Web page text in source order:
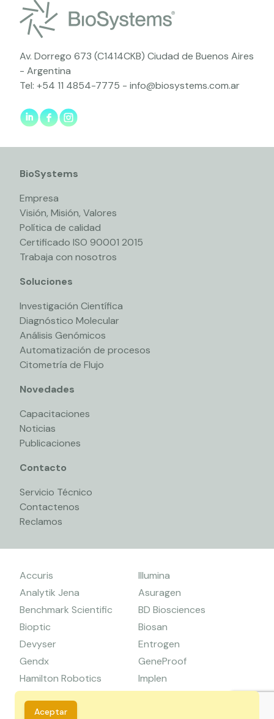
Av. Dorrego 673 (C1414CKB) Ciudad de Buenos Aires
- Argentina
Tel: +54 11 4854-7775 - info@biosystems.com.ar
BioSystems
Empresa
Visión, Misión, Valores
Política de calidad
Certificado ISO 90001 2015
Trabaja con nosotros
Soluciones
Investigación Científica
Diagnóstico Molecular
Análisis Genómicos
Automatización de procesos
Citometría de Flujo
Novedades
Capacitaciones
Noticias
Publicaciones
Contacto
Servicio Técnico
Contactenos
Reclamos
Accuris
Illumina
Analytik Jena
Asuragen
Benchmark Scientific
BD Biosciences
Bioptic
Biosan
Devyser
Entrogen
Gendx
GeneProof
Hamilton Robotics
Implen
Primer Design
Seegene
Tanbead
Aceptar